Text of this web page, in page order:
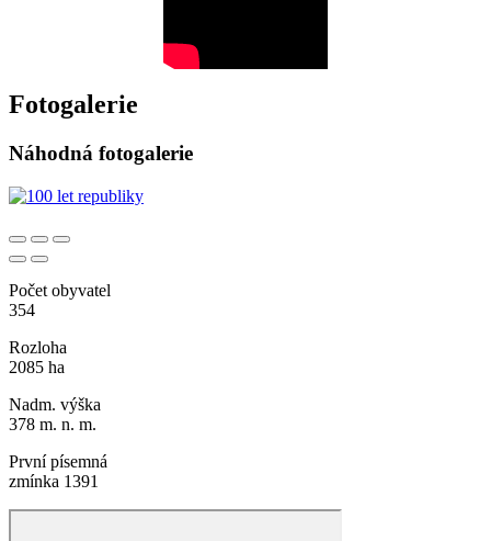
Fotogalerie
Náhodná fotogalerie
Počet obyvatel
354
Rozloha
2085 ha
Nadm. výška
378 m. n. m.
První písemná
zmínka 1391